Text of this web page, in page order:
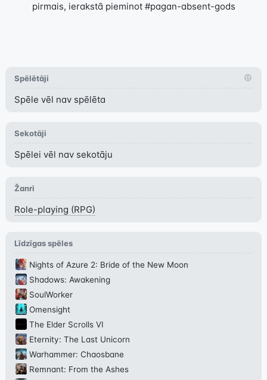
pirmais, ierakstā pieminot #pagan-absent-gods
Spēlētāji
Spēle vēl nav spēlēta
Sekotāji
Spēlei vēl nav sekotāju
Žanri
Role-playing (RPG)
Līdzīgas spēles
Nights of Azure 2: Bride of the New Moon
Shadows: Awakening
SoulWorker
Omensight
The Elder Scrolls VI
Eternity: The Last Unicorn
Warhammer: Chaosbane
Remnant: From the Ashes